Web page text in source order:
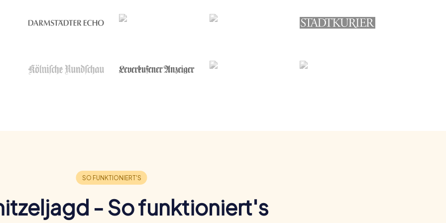
- So funktioniert's